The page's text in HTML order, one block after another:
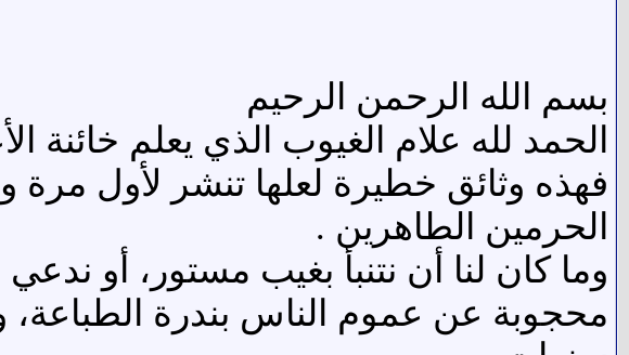
بسم الله الرحمن الرحيم
الحمد لله علام الغيوب الذي يعلم خائنة
فهذه وثائق خطيرة لعلها تنشر لأول
الحرمين الطاهرين .
وما كان لنا أن نتنبأ بغيب مستور، أو
محجوبة عن عموم الناس بندرة الطباعة،